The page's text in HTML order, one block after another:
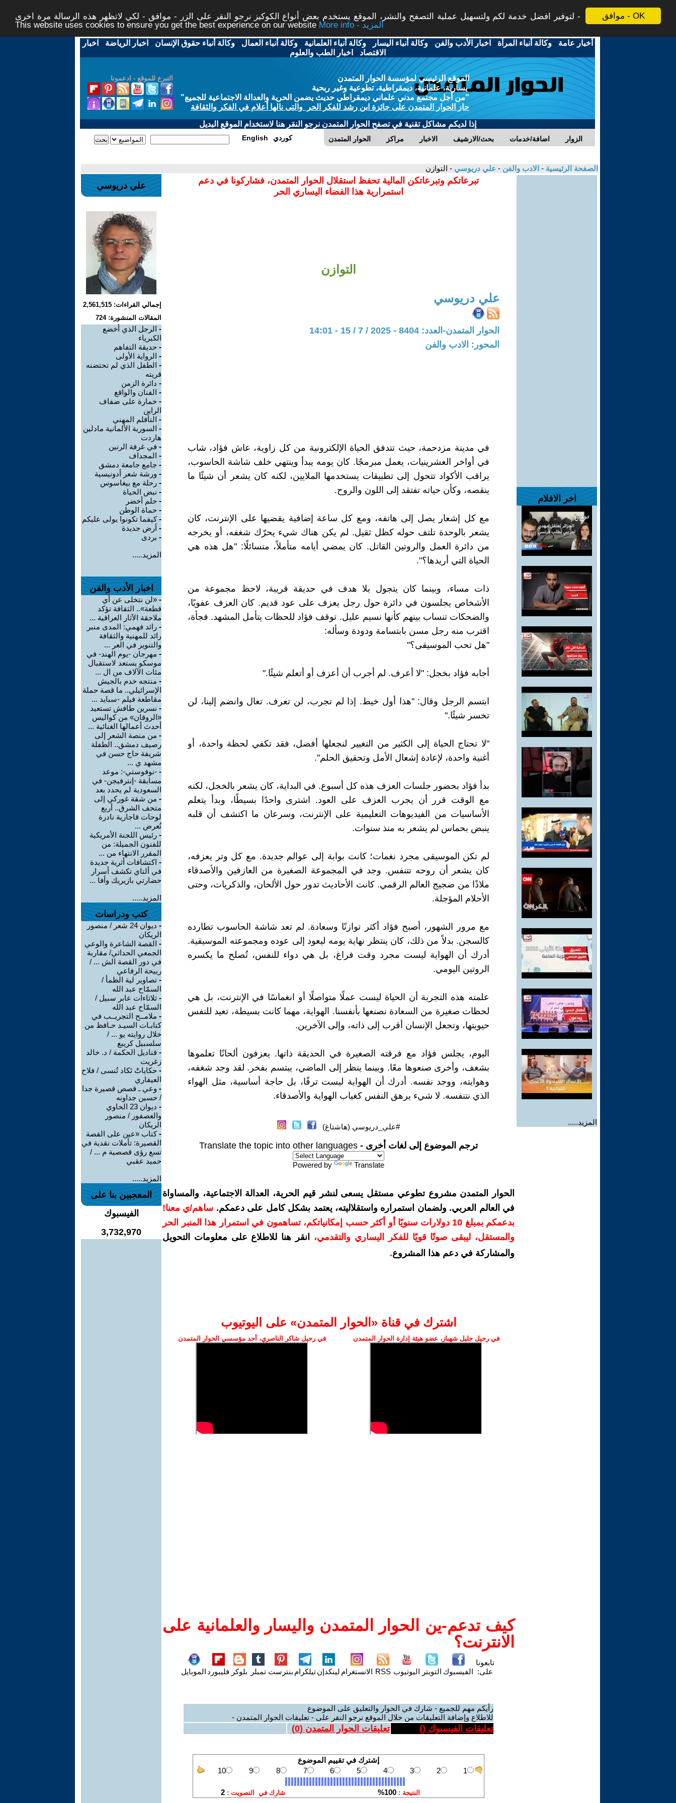
موافق - OK
لتوفير افضل خدمة لكم ولتسهيل عملية التصفح والنشر، الموقع يستخدم بعض أنواع الكوكيز نرجو النقر على الزر - موافق - لكي لاتظهر هذه الرسالة مرة اخرى -
This website uses cookies to ensure you get the best experience on our website
More info - المزيد
أخبار عامة -وكالة أنباء المرأة - اخبار الأدب والفن -وكالة أنباء اليسار -وكالة أنباء العلمانية -وكالة أنباء العمال -وكالة أنباء حقوق الإنسان - اخبار الرياضة - اخبار
الاقتصاد - اخبار الطب والعلوم
التبرع للموقع - ادعمونا
الموقع الرئيسي لمؤسسة الحوار المتمدن
يسارية، علمانية، ديمقراطية، تطوعية وغير ربحية
"من أجل مجتمع مدني علماني ديمقراطي حديث يضمن الحرية والعدالة الاجتماعية للجميع"
حاز الحوار المتمدن على جائزة ابن رشد للفكر الحر والتى نالها أعلام في الفكر والثقافة
إذا لديكم مشاكل تقنية في تصفح الحوار المتمدن نرجو النقر هنا لاستخدام الموقع البديل
الحوار المتمدن مراكز الاخبار بحث/الارشيف اضافة/خدمات الزوار English كوردي
الصفحة الرئيسية - الادب والفن - علي دريوسي - التوازن
اخر الافلام
المزيد.....
تبرعاتكم وتبرعاتكن المالية تحفظ استقلال الحوار المتمدن، فشاركونا في دعم
استمرارية هذا الفضاء اليساري الحر
التوازن
علي دريوسي
الحوار المتمدن-العدد: 8404 - 2025 / 7 / 15 - 14:01
المحور: الادب والفن
في مدينة مزدحمة، حيث تتدفق الحياة الإلكترونية من كل زاوية، عاش فؤاد، شاب
في أواخر العشرينيات، يعمل مبرمجًا. كان يومه يبدأ وينتهي خلف شاشة الحاسوب،
يراقب الأكواد تتحول إلى تطبيقات يستخدمها الملايين، لكنه كان يشعر أن شيئًا ما
ينقصه، وكأن حياته تفتقد إلى اللون والروح.
مع كل إشعار يصل إلى هاتفه، ومع كل ساعة إضافية يقضيها على الإنترنت، كان
يشعر بالوحدة تلتف حوله كظل ثقيل. لم يكن هناك شيء يحرّك شغفه، أو يخرجه
من دائرة العمل والروتين القاتل. كان يمضي أيامه متأملاً، متسائلًا: "هل هذه هي
الحياة التي أريدها؟".
ذات مساء، وبينما كان يتجول بلا هدف في حديقة قريبة، لاحظ مجموعة من
الأشخاص يجلسون في دائرة حول رجل يعزف على عود قديم. كان العزف عفويًا،
والضحكات تنساب بينهم كأنها نسيم عليل. توقف فؤاد للحظات يتأمل المشهد. فجأة،
اقترب منه رجل مسن بابتسامة ودودة وسأله:
"هل تحب الموسيقى؟"
أجابه فؤاد بخجل: "لا أعرف. لم أجرب أن أعزف أو أتعلم شيئًا."
ابتسم الرجل وقال: "هذا أول خيط. إذا لم تجرب، لن تعرف. تعال وانضم إلينا، لن
تخسر شيئًا."
"لا تحتاج الحياة إلى الكثير من التغيير لنجعلها أفضل، فقد تكفي لحظة واحدة، أو
أغنية واحدة، لإعادة إشعال الأمل وتحقيق الحلم".
بدأ فؤاد بحضور جلسات العزف هذه كل أسبوع. في البداية، كان يشعر بالخجل، لكنه
مع الوقت قرر أن يجرب العزف على العود. اشترى واحدًا بسيطًا، وبدأ يتعلم
الأساسيات من الفيديوهات التعليمية على الإنترنت، وسرعان ما اكتشف أن قلبه
ينبض بحماس لم يشعر به منذ سنوات.
لم تكن الموسيقى مجرد نغمات؛ كانت بوابة إلى عوالم جديدة. مع كل وتر يعزفه،
كان يشعر أن روحه تتنفس. وجد في المجموعة الصغيرة من العازفين والأصدقاء
ملاذًا من ضجيج العالم الرقمي. كانت الأحاديث تدور حول الألحان، والذكريات، وحتى
الأحلام المؤجلة.
مع مرور الشهور، أصبح فؤاد أكثر توازنًا وسعادة. لم تعد شاشة الحاسوب تطارده
كالسجن. بدلاً من ذلك، كان ينتظر نهاية يومه ليعود إلى عوده ومجموعته الموسيقية.
أدرك أن الهواية ليست مجرد وقت فراغ، بل هي دواء للنفس، تُصلح ما يكسره
الروتين اليومي.
علمته هذه التجربة أن الحياة ليست عملًا متواصلًا أو انغماسًا في الإنترنت، بل هي
لحظات صغيرة من السعادة نصنعها بأنفسنا. الهواية، مهما كانت بسيطة، تعيد للنفس
حيويتها، وتجعل الإنسان أقرب إلى ذاته، وإلى الآخرين.
اليوم، يجلس فؤاد مع فرقته الصغيرة في الحديقة ذاتها. يعزفون ألحانًا تعلموها
بشغف، وأخرى صنعوها معًا. وبينما ينظر إلى الماضي، يبتسم بفخر. لقد وجد شغفه،
وهوايته، ووجد نفسه. أدرك أن الهواية ليست ترفًا، بل حاجة أساسية، مثل الهواء
الذي نتنفسه. لا شيء يرهق النفس كغياب الهواية والأصدقاء.
#علي_دريوسي (هاشتاغ)
ترجم الموضوع إلى لغات أخرى - Translate the topic into other languages
Powered by Translate
الحوار المتمدن مشروع تطوعي مستقل يسعى لنشر قيم الحرية، العدالة الاجتماعية، والمساواة
في العالم العربي. ولضمان استمراره واستقلاليته، يعتمد بشكل كامل على دعمكم. ساهم/ي معنا!
بدعمكم بمبلغ 10 دولارات سنويًا أو أكثر حسب إمكانياتكم، تساهمون في استمرار هذا المنبر الحر
والمستقل، ليبقى صوتًا قويًا للفكر اليساري والتقدمي،
انقر هنا للاطلاع على معلومات التحويل
والمشاركة في دعم هذا المشروع.
اشترك في قناة ‫«الحوار المتمدن» على اليوتيوب
في رحيل جليل شهباز، عضو هيئة إدارة الحوار المتمدن في رحيل شاكر الناصري، أحد مؤسسي الحوار المتمدن
كيف تدعم-ين الحوار المتمدن واليسار والعلمانية على
الانترنت؟
تابعونا
على: الفيسبوك التويتر اليوتيوب RSS الانستغرام لينكدإنتيلكرام بنترست تمبلر بلوكر فليبورد الموبايل
رأيكم مهم للجميع - شارك في الحوار والتعليق على الموضوع
للاطلاع وإضافة التعليقات من خلال الموقع نرجو النقر على - تعليقات الحوار المتمدن -
تعليقات الفيسبوك () تعليقات الحوار المتمدن (0
)
علي دريوسي
إجمالي القراءات: 2,561,515
المقالات المنشورة: 724
- الرجل الذي أخضع
الكبرياء
- حديقة التفاهم
- الرواية الأولى
- الطفل الذي لم تحتضنه
قريته
- دائرة الزمن
- الفنان والواقع
- خمارة على ضفاف
الراين
- التأقلم المهني
- السورية الألمانية مادلين
هاردت
- في غرفة الرنين
- المجداف
- جامع جامعة دمشق
- ورشة شعر أدونيسية
- رحلة مع بيغاسوس
- نبض الحياة
- حلم أخضر
- حماة الوطن
-كيفما تكونوا يولى عليكم
- أرض جديدة
- بردى
المزيد.....
اخبار الأدب والفن
- «لن نتخلى عن أي
قطعة».. الثقافة تؤكد
ملاحقة الآثار العراقية ...
- رائد فهمي: المدى منبر
رائد للمهنية والثقافة
والتنوير في العر ...
- مهرجان -يوم الهند- في
موسكو يستعد لاستقبال
مئات الآلاف من ال ...
- منتجه خدم بالجيش
الإسرائيلي.. ما قصة حملة
مقاطعة فيلم -سبايد ...
- نسرين طافش تستعيد
«الروقان» من كواليس
أحدث أعمالها الغنائية ...
- من منصة الشعر إلى
رصيف دمشق.. الطفلة
شريفة حاج حسن في
مشهد ي ...
- -نوفوستي-: موعد
مسابقة -إنترفيجن- في
السعودية لم يحدد بعد
- من شقة غوركي إلى
متحف الشرق.. أربع
لوحات قاجارية نادرة
تُعرض ...
- رئيس اللجنة الأمريكية
للفنون الجميلة: من
المقرر الانتهاء من ...
- اكتشافات أثرية جديدة
في ألتاي تكشف أسرار
حضارتي بازيريك وأفا ...
المزيد.....
كتب ودراسات
-
ديوان 24 شعر / منصور
الريكان
- القصة الشاعرة والوعي
الجمعي الحداثي/ مقاربة
في دور القصة الش ... /
ربيحة الرفاعي
- تصاوير لية الظمأ /
السمّاح عبد الله
- ثلاثاءات عابر سبيل /
السمّاح عبد الله
- ملامــح التجريــب في
كتابـات السيـد حـافظ من
خلال روايته يو ... /
سلسبيل كريبع
- قناديل الحكمة / د. خالد
زغريت
- حكاياتْ تَكاد تُنسى / فلاح
العيفاري
- وعي ـ قصص قصيرة جدا
/ حسين جداونه
-
ديوان 23 الحاوي
والعصفور / منصور
الريكان
-كتاب «عين على القصة
القصيرة: تأملات نقدية في
تسع رؤى قصصية م ... /
حميد عقبي
المزيد.....
المعجبين بنا على
الفيسبوك
3,732,970